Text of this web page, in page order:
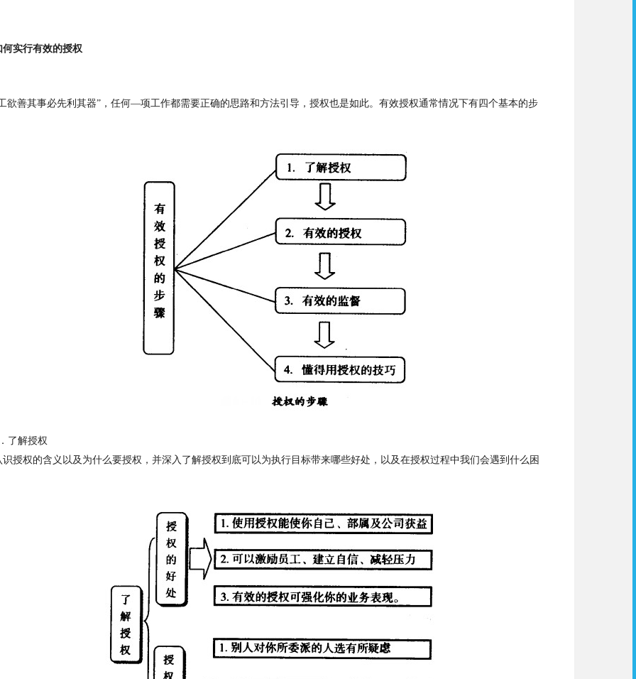
何实行有效的授权
欲善其事必先利其器”，任何—项工作都需要正确的思路和方法引导，授权也是如此。有效授权通常情况下有四个基本的步
了解授权
识授权的含义以及为什么要授权，并深入了解授权到底可以为执行目标带来哪些好处，以及在授权过程中我们会遇到什么困